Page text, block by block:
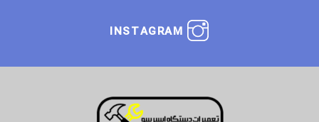
INSTAGRAM